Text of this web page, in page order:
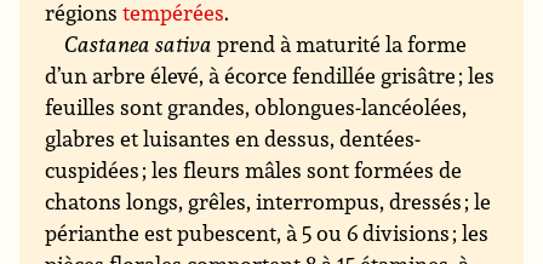
régionstempérées.
Castanea sativa prend à maturité la forme
d’un arbre élevé, à écorce fendillée grisâtre ; les
feuilles sont grandes, oblongues-lancéolées,
glabres et luisantes en dessus, dentées-
cuspidées ; les fleurs mâles sont formées de
chatons longs, grêles, interrompus, dressés ; le
périanthe est pubescent, à 5 ou 6 divisions ; les